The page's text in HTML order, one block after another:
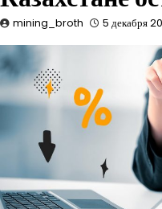
mining_broth 5 декабря